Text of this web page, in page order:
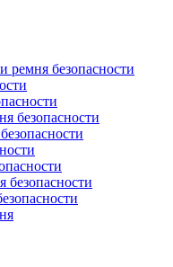
ремня безопасности
безопасности
безопасности